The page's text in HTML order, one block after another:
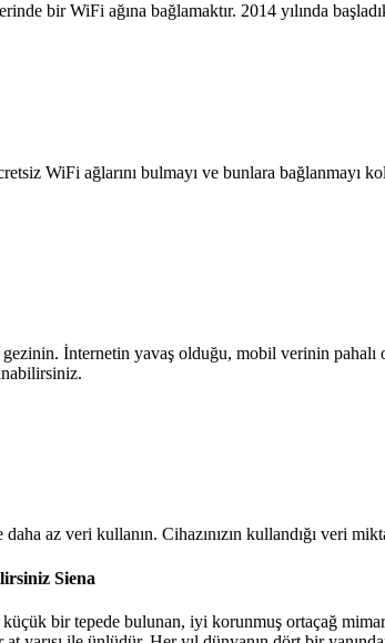
bir WiFi ağına bağlamaktır. 2014 yılında
WiFi ağlarını bulmayı ve bunlara bağlanmayı
gezinin. İnternetin yavaş olduğu, mobil verinin
az veri kullanın. Cihazınızın kullandığı veri
Siena
bir tepede bulunan, iyi korunmuş ortaçağ